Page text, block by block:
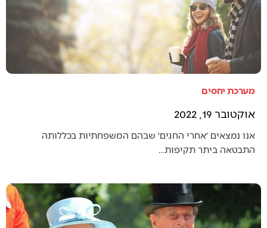
מערכת יחסים
אוקטובר 19, 2022
אנו נמצאים ׳אחרי החגים׳ שבהם המשפחתיות בכללותה
התבטאה ביתר תקיפות…